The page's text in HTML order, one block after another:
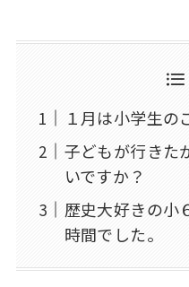
１月は小学生の
子どもが行きた
いですか？
歴史大好きの小
時間でした。